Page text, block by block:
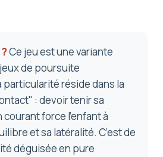
Ce jeu est une variante
de poursuite
réside dans la
: devoir tenir sa
force l’enfant à
et sa latéralité. C’est de
déguisée en pure